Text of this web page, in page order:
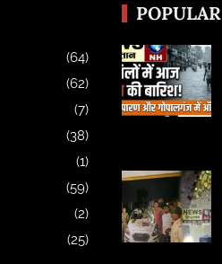
(64)
(62)
(7)
(38)
(1)
(59)
(2)
(25)
POPULAR